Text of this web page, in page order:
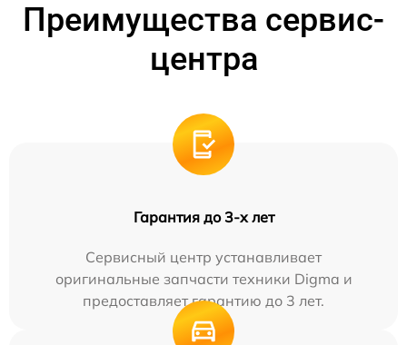
Преимущества сервис-
центра
Гарантия до 3-х лет
Сервисный центр устанавливает
оригинальные запчасти техники Digma и
предоставляет гарантию до 3 лет.